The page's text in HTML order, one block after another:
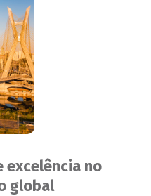
excelência no
global